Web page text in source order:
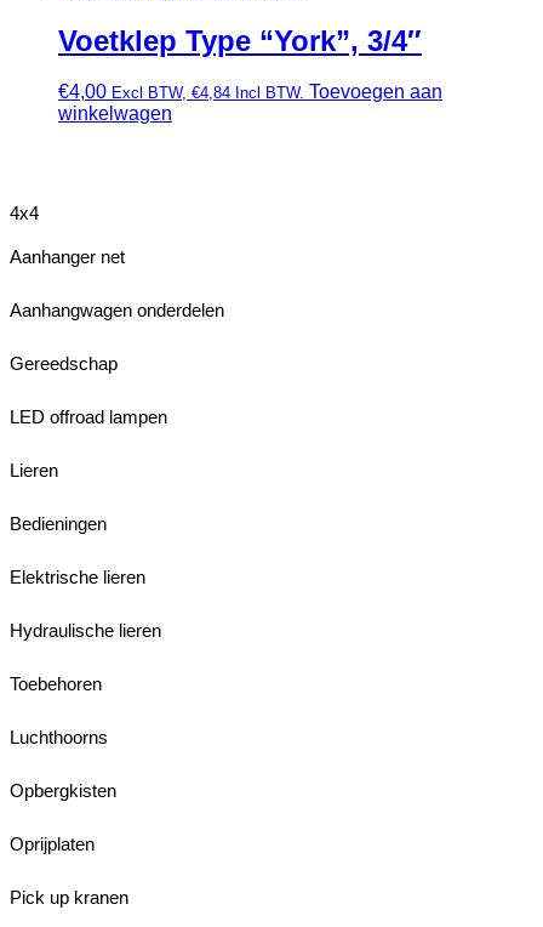
Voetklep Type “York”, 3/4″
€4,00 Excl BTW, €4,84 Incl BTW. Toevoegen aan
winkelwagen
4x4
Aanhanger net
Aanhangwagen onderdelen
Gereedschap
LED offroad lampen
Lieren
Bedieningen
Elektrische lieren
Hydraulische lieren
Toebehoren
Luchthoorns
Opbergkisten
Oprijplaten
Pick up kranen